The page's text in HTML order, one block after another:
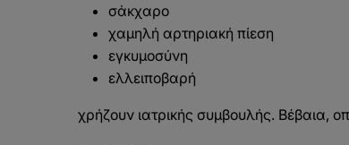
σάκχαρο
χαμηλή αρτηριακή πίεση
εγκυμοσύνη
ελλειποβαρή
χρήζουν ιατρικής συμβουλής. Βέβαια,